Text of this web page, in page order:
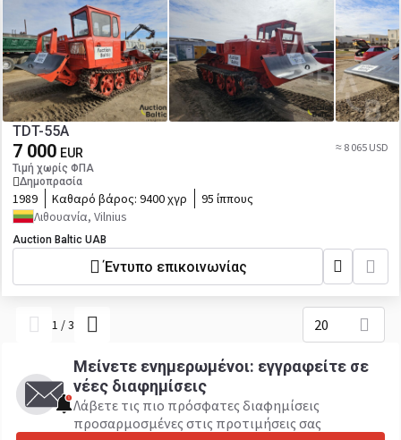
TDT-55A
7 000 EUR
Τιμή χωρίς ΦΠΑ
Δημοπρασία
≈ 8 065 USD
1989 Καθαρό βάρος: 9400 χγρ
95 ίππους
Λιθουανία, Vilnius
Auction Baltic UAB
Έντυπο επικοινωνίας
1 /3 20
Μείνετε ενημερωμένοι: εγγραφείτε σε
νέες διαφημίσεις
Λάβετε τις πιο πρόσφατες διαφημίσεις
προσαρμοσμένες στις προτιμήσεις σας